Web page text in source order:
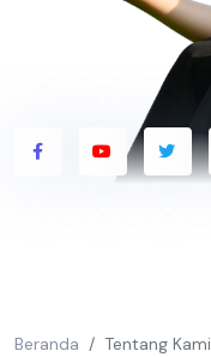
Beranda Tentang Kami